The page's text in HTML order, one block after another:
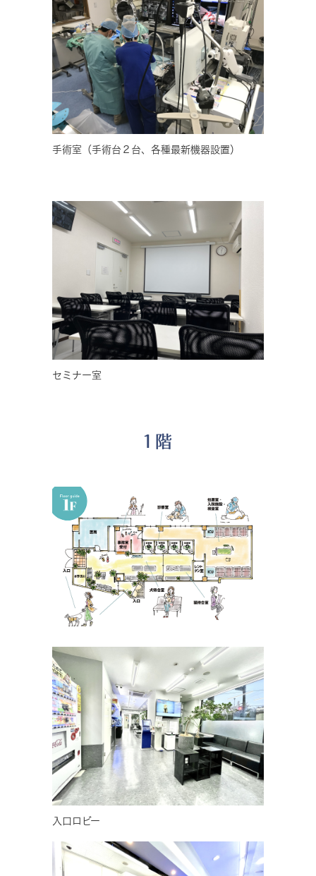
手術室（手術台２台、各種最新機器設置）
セミナー室
1階
入口ロビー